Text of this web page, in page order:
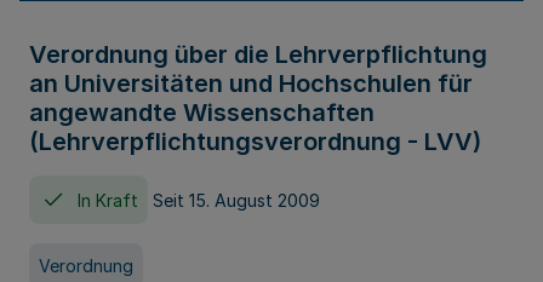
Verordnung über die Lehrverpflichtung
an Universitäten und Hochschulen für
angewandte Wissenschaften
(Lehrverpflichtungsverordnung - LVV)
In Kraft Seit 15. August 2009
Verordnung